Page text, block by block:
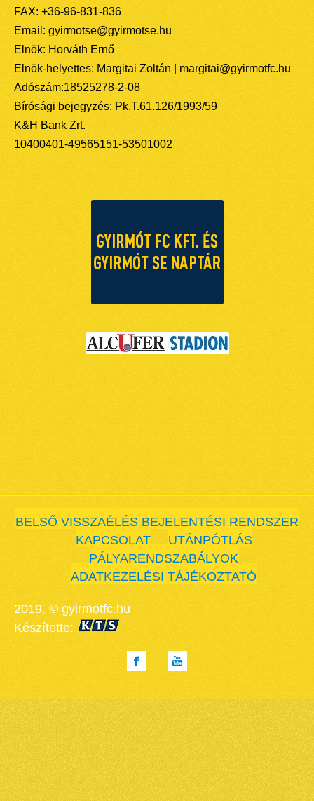
FAX: +36-96-831-836
Email: gyirmotse@gyirmotse.hu
Elnök: Horváth Ernő
Elnök-helyettes: Margitai Zoltán | margitai@gyirmotfc.hu
Adószám:18525278-2-08
Bírósági bejegyzés: Pk.T.61.126/1993/59
K&H Bank Zrt.
10400401-49565151-53501002
BELSŐ VISSZAÉLÉS BEJELENTÉSI RENDSZER
KAPCSOLAT
UTÁNPÓTLÁS
PÁLYARENDSZABÁLYOK
ADATKEZELÉSI TÁJÉKOZTATÓ
2019. © gyirmotfc.hu
Készítette: